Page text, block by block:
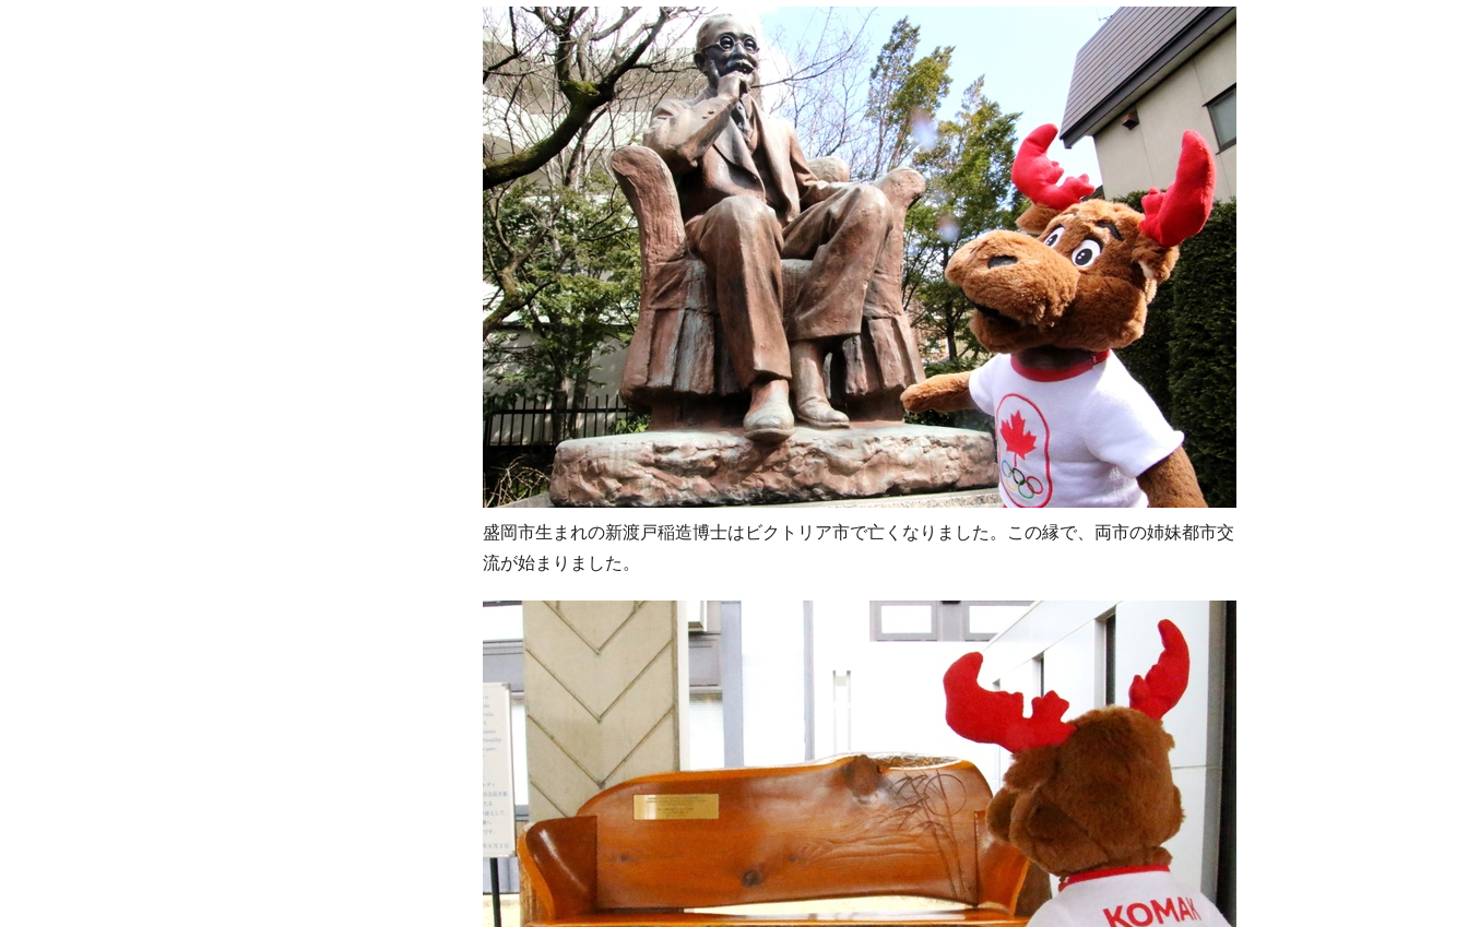
盛岡市生まれの新渡戸稲造博士はビクトリア市で亡くなりました。この縁で、両市の姉妹都市交
流が始まりました。